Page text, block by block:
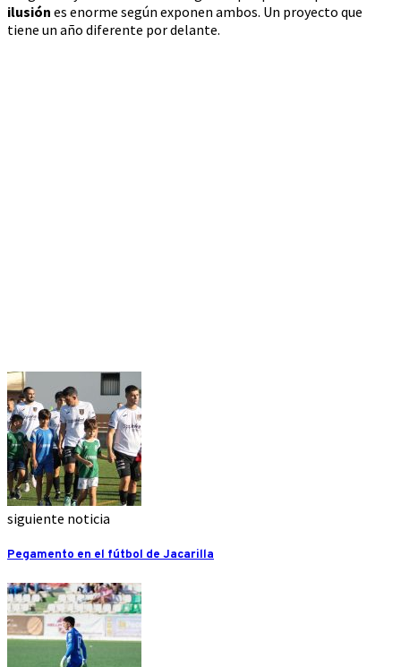
ilusión es enorme según exponen ambos. Un proyecto que
tiene un año diferente por delante.
siguiente noticia
Pegamento en el fútbol de Jacarilla